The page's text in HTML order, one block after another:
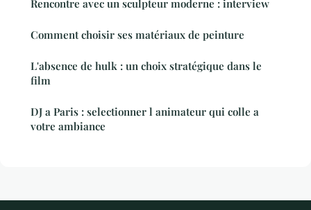
Rencontre avec un sculpteur moderne : interview
Comment choisir ses matériaux de peinture
L'absence de hulk : un choix stratégique dans le
film
DJ a Paris : selectionner l animateur qui colle a
votre ambiance